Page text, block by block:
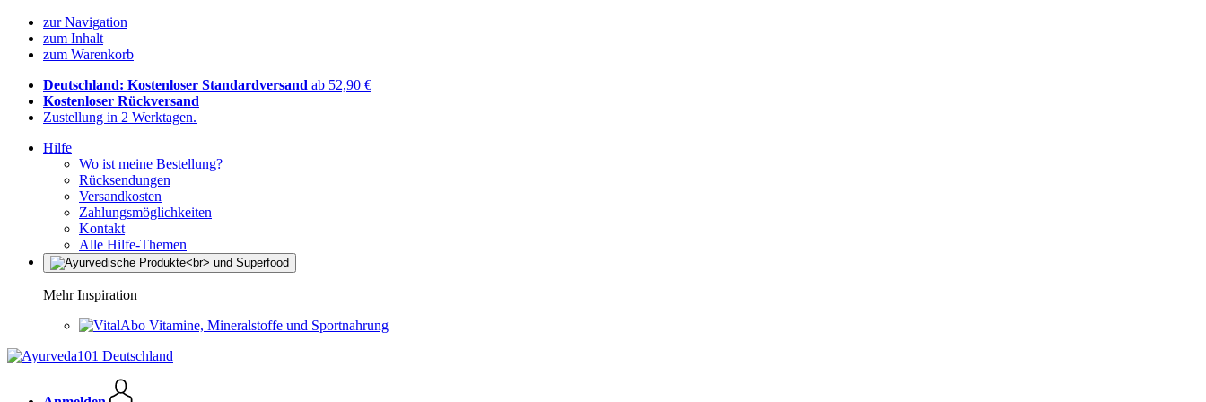
zur Navigation
zum Inhalt
zum Warenkorb
Deutschland: Kostenloser Standardversand ab 52,90 €
Kostenloser Rückversand
Zustellung in 2 Werktagen.
Hilfe
Wo ist meine Bestellung?
Rücksendungen
Versandkosten
Zahlungsmöglichkeiten
Kontakt
Alle Hilfe-Themen
Mehr Inspiration
Vitamine, Mineralstoffe und Sportnahrung